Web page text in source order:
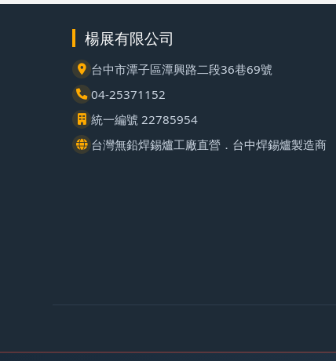
楊展有限公司
台中市潭子區潭興路二段36巷69號
04-25371152
統一編號 22785954
台灣無鉛焊錫爐工廠直營．台中焊錫爐製造商